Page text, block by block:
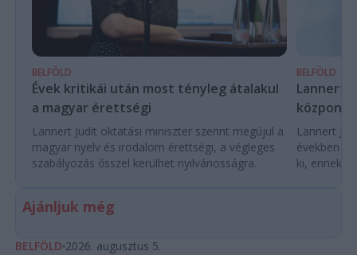
BELFÖLD
Évek kritikái után most tényleg átalakul
a magyar érettségi
Lannert Judit oktatási miniszter szerint megújul a
magyar nyelv és irodalom érettségi, a végleges
szabályozás ősszel kerülhet nyilvánosságra.
BELFÖLD
Lannert
Lannert
években
ki, ennek
Ajánljuk még
BELFÖLD 2026. augusztus 5.